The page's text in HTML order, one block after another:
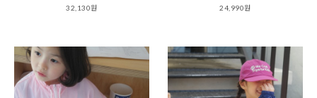
32,130원
24,990원